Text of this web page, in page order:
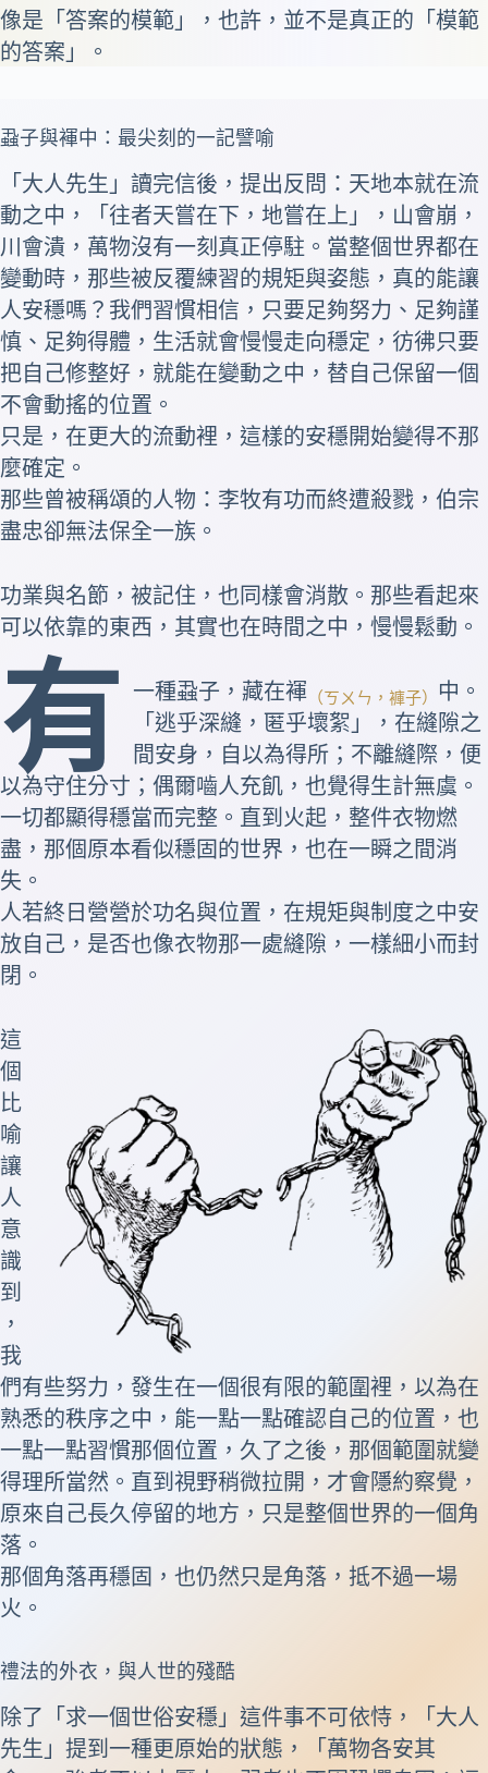
像是「答案的模範」，也許，並不是真正的「模範
的答案」。
蝨子與褌中：最尖刻的一記譬喻
「大人先生」讀完信後，提出反問：天地本就在流
動之中，「往者天嘗在下，地嘗在上」，山會崩，
川會潰，萬物沒有一刻真正停駐。當整個世界都在
變動時，那些被反覆練習的規矩與姿態，真的能讓
人安穩嗎？我們習慣相信，只要足夠努力、足夠謹
慎、足夠得體，生活就會慢慢走向穩定，彷彿只要
把自己修整好，就能在變動之中，替自己保留一個
不會動搖的位置。
只是，在更大的流動裡，這樣的安穩開始變得不那
麼確定。
那些曾被稱頌的人物： 李牧有功而終遭殺戮， 伯宗
盡忠卻無法保全一族。
功業與名節，被記住，也同樣會消散。那些看起來
可以依靠的東西，其實也在時間之中，慢慢鬆動。
有 一種蝨子，藏在褌 （ㄎㄨㄣ，褲子）
中。
「逃乎深縫，匿乎壞絮」，在縫隙之
間安身，自以為得所；不離縫際，便
以為守住分寸；偶爾嚙人充飢，也覺得生計無虞。
一切都顯得穩當而完整。直到火起，整件衣物燃
盡，那個原本看似穩固的世界，也在一瞬之間消
失。
人若終日營營於功名與位置，在規矩與制度之中安
放自己，是否也像衣物那一處縫隙，一樣細小而封
閉。
這
個
比
喻
讓
人
意
識
到
，
我
們有些努力，發生在一個很有限的範圍裡，以為在
熟悉的秩序之中，能一點一點確認自己的位置，也
一點一點習慣那個位置，久了之後，那個範圍就變
得理所當然。直到視野稍微拉開，才會隱約察覺，
原來自己長久停留的地方，只是整個世界的一個角
落。
那個角落再穩固，也仍然只是角落，抵不過一場
火。
禮法的外衣，與人世的殘酷
除了「求一個世俗安穩」這件事不可依恃，「大人
先生」提到一種更原始的狀態，「萬物各安其